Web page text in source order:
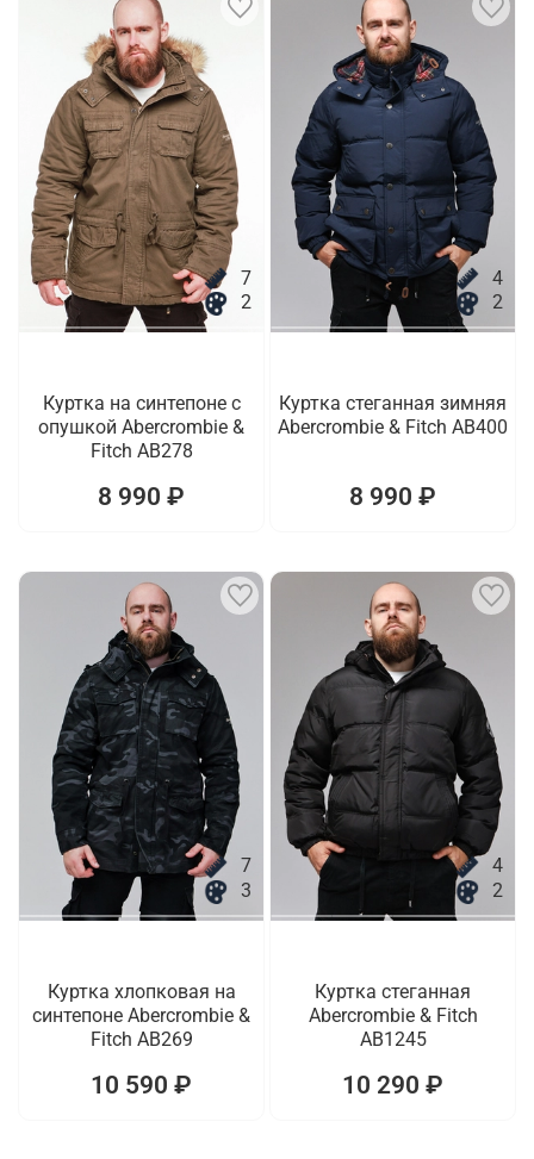
7
2
Куртка на синтепоне с
опушкой Abercrombie &
Fitch AB278
8 990 ₽
4
2
Куртка стеганная зимняя
Abercrombie & Fitch AB400
8 990 ₽
7
3
Куртка хлопковая на
синтепоне Abercrombie &
Fitch AB269
10 590 ₽
4
2
Куртка стеганная
Abercrombie & Fitch
AB1245
10 290 ₽